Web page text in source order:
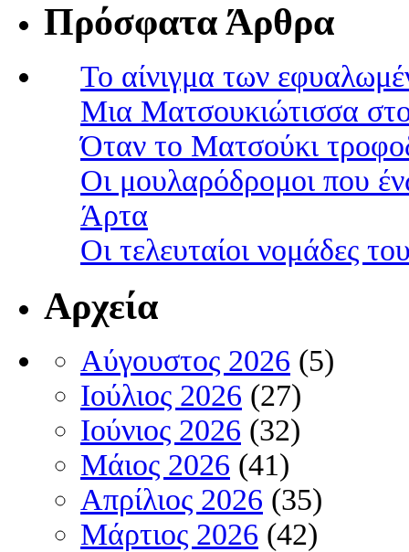
Πρόσφατα Άρθρα
Το αίνιγμα των
Μια Ματσουκιώτισσα
Όταν το Ματσούκι
Οι μουλαρόδρομοι που
Άρτα
Οι τελευταίοι νομάδες
Αρχεία
Αύγουστος 2026 (5)
Ιούλιος 2026 (27)
Ιούνιος 2026 (32)
Μάιος 2026 (41)
Απρίλιος 2026 (35)
Μάρτιος 2026 (42)